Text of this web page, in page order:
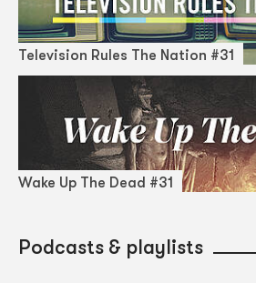
Television Rules The Nation #31
Wake Up The Dead #31
Podcasts & playlists